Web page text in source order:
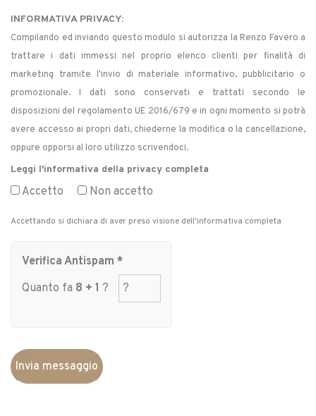
INFORMATIVA PRIVACY:
Compilando ed inviando questo modulo si autorizza la Renzo Favero a
trattare i dati immessi nel proprio elenco clienti per finalità di
marketing tramite l'invio di materiale informativo, pubblicitario o
promozionale. I dati sono conservati e trattati secondo le
disposizioni del regolamento UE 2016/679 e in ogni momento si potrà
avere accesso ai propri dati, chiederne la modifica o la cancellazione,
oppure opporsi al loro utilizzo scrivendoci.
Leggi l'informativa della privacy completa
Accetto Non accetto
Accettando si dichiara di aver preso visione dell'informativa completa
Verifica Antispam *
Quanto fa 8 + 1 ?